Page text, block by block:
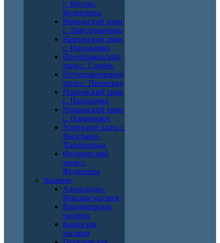
с. Весело-
Вознесенка
Никольский храм
с. Лакедемоновка
Никольский храм
с. Николаевка
Преображенский
храм с. Самбек
Петропавловский
храм с. Приморка
Покровский храм
с. Натальевка
Покровский храм
с. Покровское
Успенский храм с.
Васильево-
Ханжоновка
Федоровский
храм с.
Федоровка
Часовни
Александро-
Невская часовня
Владимирская
часовня
Казанская
часовня